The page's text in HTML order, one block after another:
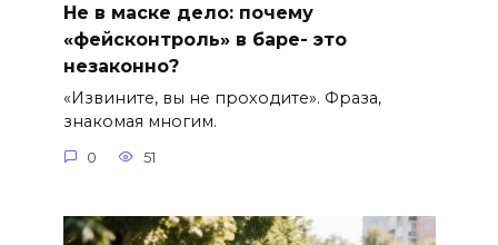
Не в маске дело: почему
«фейсконтроль» в баре- это
незаконно?
«Извините, вы не проходите». Фраза,
знакомая многим.
0 51